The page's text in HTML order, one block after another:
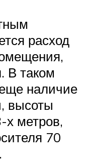
расход
В таком
наличие
высоты
х метров,
70